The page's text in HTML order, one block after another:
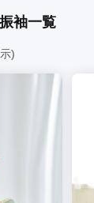
袖一覧
)